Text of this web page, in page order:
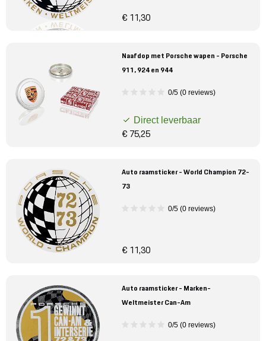
€ 11,30
Naafdop met Porsche wapen - Porsche
911, 924 en 944
0/5 (0 reviews)
Direct leverbaar
€ 75,25
Auto raamsticker - World Champion 72-
73
0/5 (0 reviews)
€ 11,30
Auto raamsticker - Marken-
Weltmeister Can-Am
0/5 (0 reviews)